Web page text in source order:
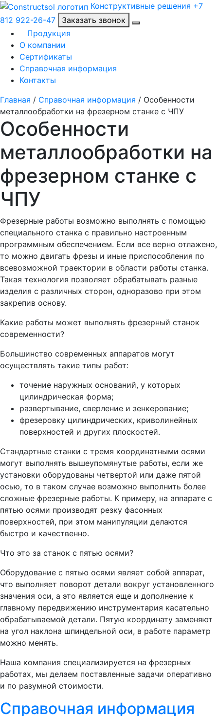
Конструктивные решения +7
812 922-26-47
Заказать звонок
Продукция
О компании
Сертификаты
Справочная информация
Контакты
Главная / Справочная информация / Особенности
металлообработки на фрезерном станке с ЧПУ
Особенности
металлообработки на
фрезерном станке с
ЧПУ
Фрезерные работы возможно выполнять с помощью
специального станка с правильно настроенным
программным обеспечением. Если все верно отлажено,
то можно двигать фрезы и иные приспособления по
всевозможной траектории в области работы станка.
Такая технология позволяет обрабатывать разные
изделия с различных сторон, одноразово при этом
закрепив основу.
Какие работы может выполнять фрезерный станок
современности?
Большинство современных аппаратов могут
осуществлять такие типы работ:
точение наружных оснований, у которых
цилиндрическая форма;
развертывание, сверление и зенкерование;
фрезеровку цилиндрических, криволинейных
поверхностей и других плоскостей.
Стандартные станки с тремя координатными осями
могут выполнять вышеупомянутые работы, если же
установки оборудованы четвертой или даже пятой
осью, то в таком случае возможно выполнить более
сложные фрезерные работы. К примеру, на аппарате с
пятью осями производят резку фасонных
поверхностей, при этом манипуляции делаются
быстро и качественно.
Что это за станок с пятью осями?
Оборудование с пятью осями являет собой аппарат,
что выполняет поворот детали вокруг установленного
значения оси, а это является еще и дополнение к
главному передвижению инструментария касательно
обрабатываемой детали. Пятую координату заменяют
на угол наклона шпиндельной оси, в работе параметр
можно менять.
Наша компания специализируется на фрезерных
работах, мы делаем поставленные задачи оперативно
и по разумной стоимости.
Справочная информация